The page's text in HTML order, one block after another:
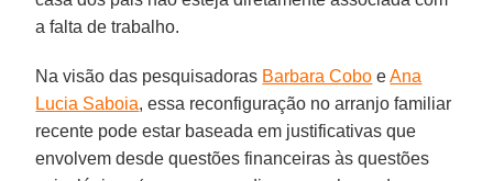
a falta de trabalho.
Na visão das pesquisadoras Barbara Cobo eAna
Lucia Saboia, essa reconfiguração no arranjo familiar
recente pode estar baseada em justificativas que
envolvem desde questões financeiras às questões